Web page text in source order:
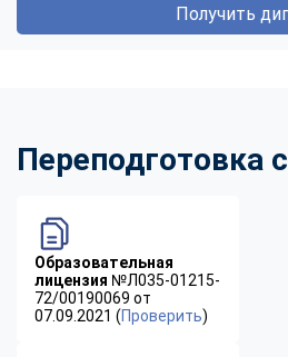
Получить
Переподготовка
Образовательная
лицензия №Л035-01215-
72/00190069 от
07.09.2021 (Проверить)